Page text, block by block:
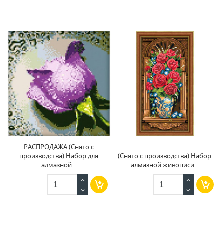
РАСПРОДАЖА (Снято с
производства) Набор для
алмазной...
(Снято с производства) Набор
алмазной живописи...